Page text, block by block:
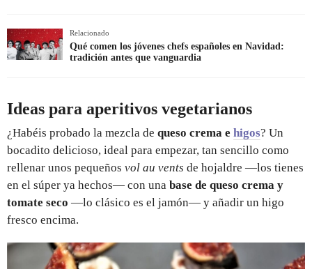
Relacionado
Qué comen los jóvenes chefs españoles en Navidad:
tradición antes que vanguardia
Ideas para aperitivos vegetarianos
¿Habéis probado la mezcla de queso crema e higos? Un
bocadito delicioso, ideal para empezar, tan sencillo como
rellenar unos pequeños vol au vents de hojaldre —los tienes
en el súper ya hechos— con una base de queso crema y
tomate seco —lo clásico es el jamón— y añadir un higo
fresco encima.